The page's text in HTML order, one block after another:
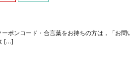
ーポンコード・合言葉をお持ちの方は，「お
[…]